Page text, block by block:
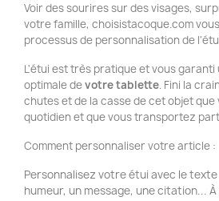
Voir des sourires sur des visages,
votre famille, choisistacoque.com
processus de personnalisation de
L'étui est très pratique et vous
optimale devotre tablette. Fini la
chutes et de la casse de cet objet que
quotidien et que vous transportez
Comment personnaliser votre article :
Personnalisez votre étui avec le
humeur, un message, une citation...